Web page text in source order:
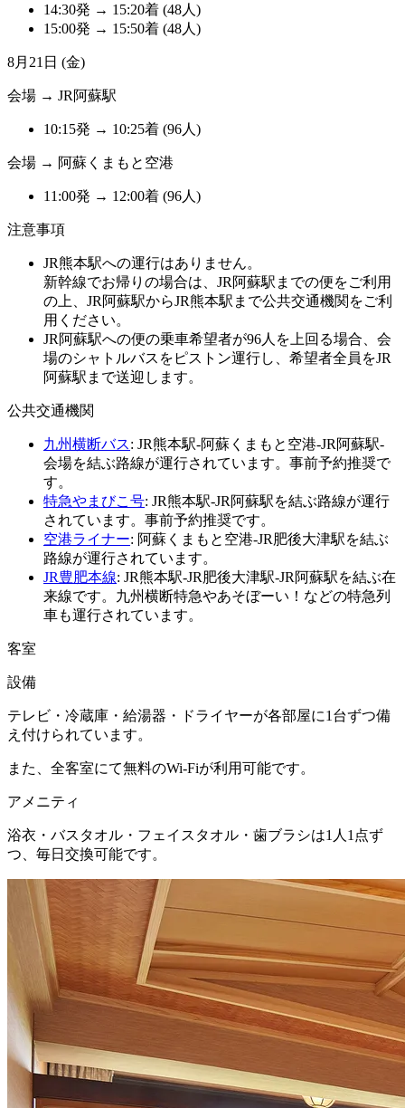
14:30発 → 15:20着 (48人)
15:00発 → 15:50着 (48人)
8月21日 (金)
会場 → JR阿蘇駅
10:15発 → 10:25着 (96人)
会場 → 阿蘇くまもと空港
11:00発 → 12:00着 (96人)
注意事項
JR熊本駅への運行はありません。
新幹線でお帰りの場合は、JR阿蘇駅までの便をご利用
の上、JR阿蘇駅からJR熊本駅まで公共交通機関をご利
用ください。
JR阿蘇駅への便の乗車希望者が96人を上回る場合、会
場のシャトルバスをピストン運行し、希望者全員をJR
阿蘇駅まで送迎します。
公共交通機関
九州横断バス: JR熊本駅-阿蘇くまもと空港-JR阿蘇駅-
会場を結ぶ路線が運行されています。事前予約推奨で
す。
特急やまびこ号: JR熊本駅-JR阿蘇駅を結ぶ路線が運行
されています。事前予約推奨です。
空港ライナー: 阿蘇くまもと空港-JR肥後大津駅を結ぶ
路線が運行されています。
JR豊肥本線: JR熊本駅-JR肥後大津駅-JR阿蘇駅を結ぶ在
来線です。九州横断特急やあそぼーい！などの特急列
車も運行されています。
客室
設備
テレビ・冷蔵庫・給湯器・ドライヤーが各部屋に1台ずつ備
え付けられています。
また、全客室にて無料のWi-Fiが利用可能です。
アメニティ
浴衣・バスタオル・フェイスタオル・歯ブラシは1人1点ず
つ、毎日交換可能です。